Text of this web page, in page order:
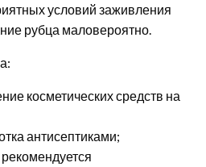
условий заживления
рубца маловероятно.
косметических средств на
антисептиками;